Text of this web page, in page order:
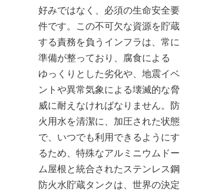
好みではなく、必須の生命安全要
件です。この不可欠な資源を貯蔵
する責務を負うインフラは、常に
準備が整っており、腐食による
ゆっくりとした劣化や、地震イベ
ントや異常気象による壊滅的な脅
威に耐えなければなりません。防
火用水を清潔に、加圧された状態
で、いつでも利用できるようにす
るため、特殊なアルミニウムドー
ム屋根と統合されたステンレス鋼
防火水貯蔵タンクは、世界の決定